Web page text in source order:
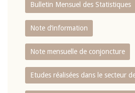
Bulletin Mensuel des Statistiques
Note d’information
Note mensuelle de conjoncture
Etudes réalisées dans le secteur